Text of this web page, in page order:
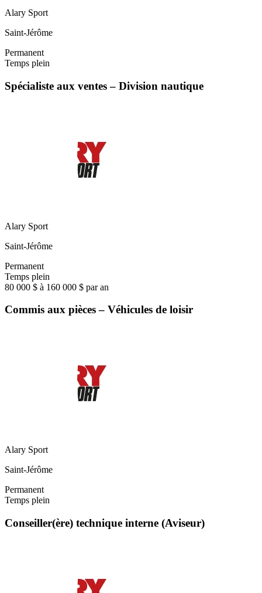
Alary Sport
Saint-Jérôme
Permanent
Temps plein
Spécialiste aux ventes – Division nautique
Alary Sport
Saint-Jérôme
Permanent
Temps plein
80 000 $ à 160 000 $ par an
Commis aux pièces – Véhicules de loisir
Alary Sport
Saint-Jérôme
Permanent
Temps plein
Conseiller(ère) technique interne (Aviseur)